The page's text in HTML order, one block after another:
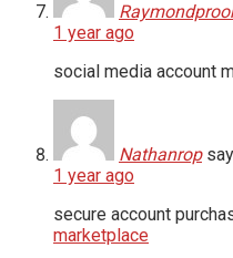
1 year ago
social media account
Nathanrop
1 year ago
secure account
marketplace